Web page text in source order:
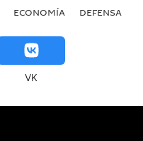
ECONOMÍA DEFENSA
VK